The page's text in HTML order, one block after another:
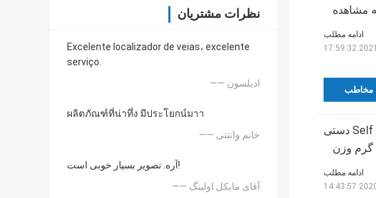
نظرات مشتریان
Excelente localizador de veias، excelente
serviço.
—— ادیلسون
ผลิตภัณฑ์ที่น่าทึ่ง มีประโยกน์มาา
—— خانم وانتنی
آره. تصویر بسیار خوبی است!
—— آقای مایکل اولینگ
مشاهده
مخاطب
ادامه مطلب
2021-
دوربین فیلمبرداری واژینال الکترونیکی دیجیتال کولپوسکوپ مینی Self Inspector دستی
ادامه مطلب
2020-